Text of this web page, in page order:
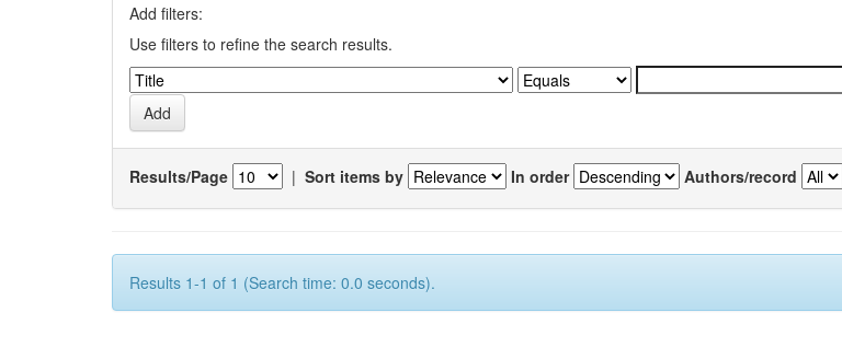
Add filters:
Use filters to refine the search results.
Results/Page | Sort items by In order Authors/record
Results 1-1 of 1 (Search time: 0.0 seconds).